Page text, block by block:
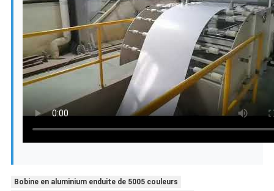
Bobine en aluminium enduite de 5005 couleurs